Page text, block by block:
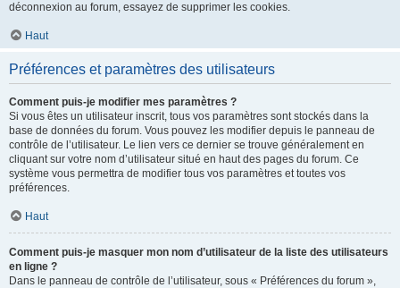
déconnexion au forum, essayez de supprimer les cookies.
Haut
Préférences et paramètres des utilisateurs
Comment puis-je modifier mes paramètres ?
Si vous êtes un utilisateur inscrit, tous vos paramètres sont stockés dans la
base de données du forum. Vous pouvez les modifier depuis le panneau de
contrôle de l’utilisateur. Le lien vers ce dernier se trouve généralement en
cliquant sur votre nom d’utilisateur situé en haut des pages du forum. Ce
système vous permettra de modifier tous vos paramètres et toutes vos
préférences.
Haut
Comment puis-je masquer mon nom d’utilisateur de la liste des utilisateurs
en ligne ?
Dans le panneau de contrôle de l’utilisateur, sous « Préférences du forum »,